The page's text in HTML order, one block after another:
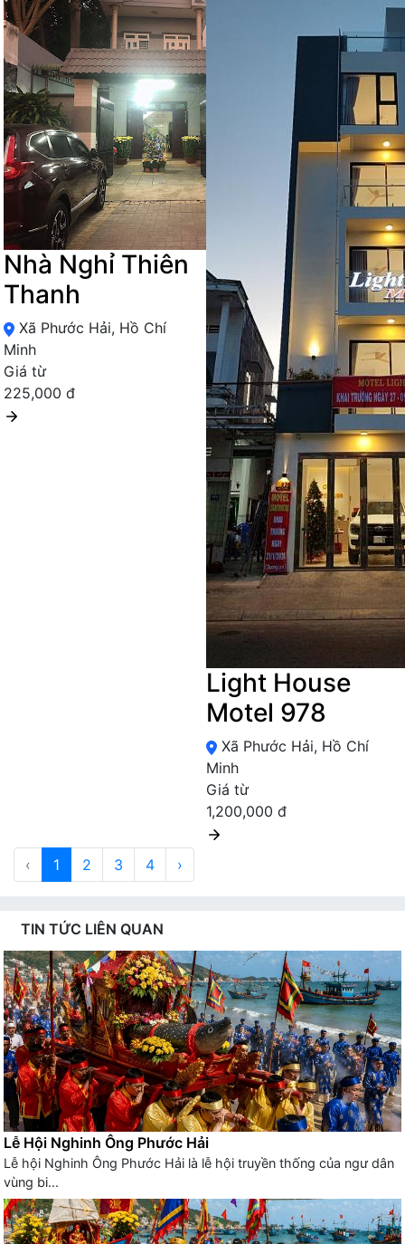
Nhà Nghỉ Thiên
Thanh
Xã Phước Hải, Hồ Chí
Minh
Giá từ
225,000 đ
Light House
Motel 978
Xã Phước Hải, Hồ Chí
Minh
Giá từ
1,200,000 đ
‹ 1 2 3 4 ›
TIN TỨC LIÊN QUAN
Lễ Hội Nghinh Ông Phước Hải
Lễ hội Nghinh Ông Phước Hải là lễ hội truyền thống của ngư dân
vùng bi...